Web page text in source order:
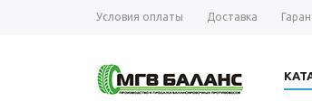
Условия оплаты Доставка